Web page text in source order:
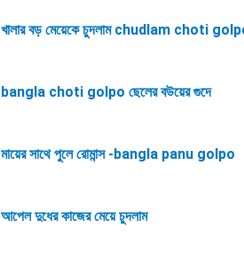
খালার বড় মেয়েকে চুদলাম chudlam choti
bangla choti golpo ছেলের বউয়ের গুদে
মায়ের সাথে পুলে রোমান্স -bangla panu golpo
আপেল দুধের কাজের মেয়ে চুদলাম